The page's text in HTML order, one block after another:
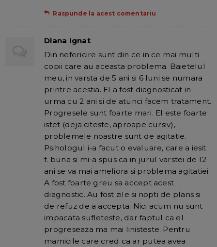
Raspunde la acest comentariu
Diana Ignat
Din nefericire sunt din ce in ce mai multi
copii care au aceasta problema. Baietelul
meu, in varsta de 5 ani si 6 luni se numara
printre acestia. El a fost diagnosticat in
urma cu 2 ani si de atunci facem tratament.
Progresele sunt foarte mari. El este foarte
istet (deja citeste, aproape cursiv),
problemele noastre sunt de agitatie.
Psihologul i-a facut o evaluare, care a iesit
f. buna si mi-a spus ca in jurul varstei de 12
ani se va mai ameliora si problema agitatiei.
A fost foarte greu sa accept acest
diagnostic. Au fost zile si nopti de plans si
de refuz de a accepta. Nici acum nu sunt
impacata sufleteste, dar faptul ca el
progreseaza ma mai linisteste. Pentru
mamicile care cred ca ar putea avea